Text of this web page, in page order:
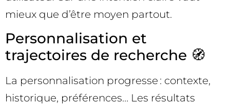
mieux que d’être moyen partout.
Personnalisation et
trajectoires de recherche 🧭
La personnalisation progresse : contexte,
historique, préférences… Les résultats